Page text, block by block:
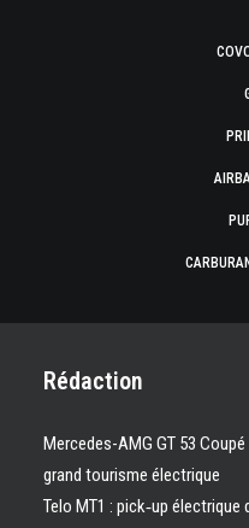
Rédaction
Mercedes-AMG GT 53
grand tourisme électrique
Telo MT1 : pick‑up